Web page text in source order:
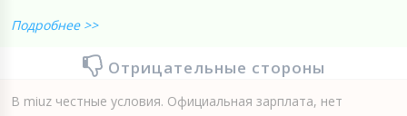
Подробнее >>
Отрицательные стороны
В miuz честные условия. Официальная зарплата, нет